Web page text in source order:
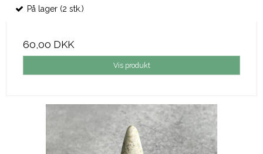
På lager (2 stk.)
60,00 DKK
Vis produkt